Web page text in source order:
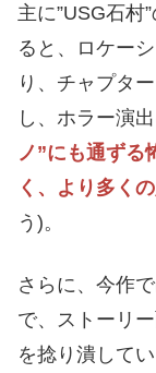
主に”USG石村
ると、ロケー
り、チャプタ
し、ホラー演
ノ”にも通ずる
く、より多く
う)。
さらに、今作
で、ストーリ
を捻り潰して